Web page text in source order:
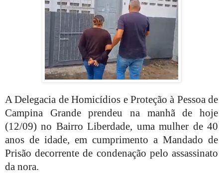
A Delegacia de Homicídios e Proteção à Pessoa de
Campina Grande prendeu na manhã de hoje
(12/09) no Bairro Liberdade, uma mulher de 40
anos de idade, em cumprimento a Mandado de
Prisão decorrente de condenação pelo assassinato
da nora.